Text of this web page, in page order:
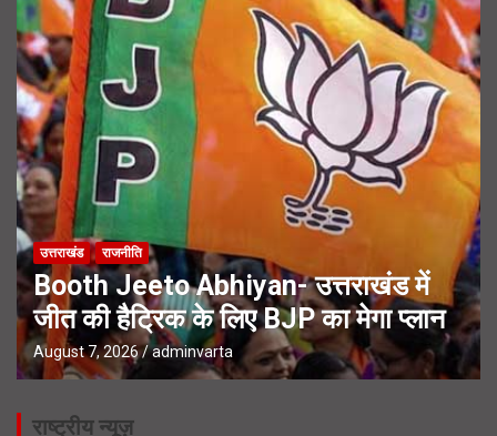
उत्तराखंड राजनीति
Booth Jeeto Abhiyan- उत्तराखंड में
जीत की हैट्रिक के लिए BJP का मेगा प्लान
August 7, 2026 adminvarta
राष्ट्रीय न्यूज़